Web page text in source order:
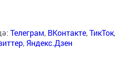
Телеграм, ВКонтакте,ТикТок,
, Яндекс.Дзен